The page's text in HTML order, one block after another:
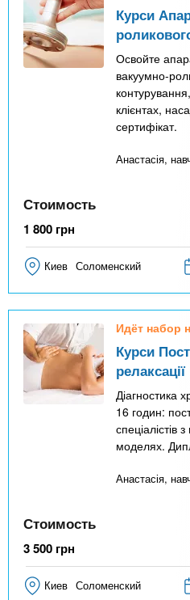
Курси
Освойте
вакуумно-
клієнтах,
сертифікат.
Анастасія,
Стоимость
1 800 грн
Киев Соломенский
Идёт набор
Курси
релаксації
Діагностика
16 годин:
спеціалістів
моделях.
Анастасія,
Стоимость
3 500 грн
Киев Соломенский